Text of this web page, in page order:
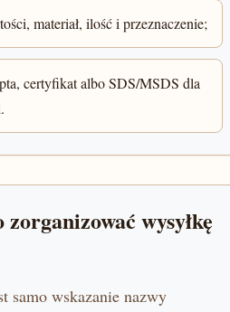
materiał, ilość i przeznaczenie;
certyfikat albo SDS/MSDS dla
wysyłkę
samo wskazanie nazwy